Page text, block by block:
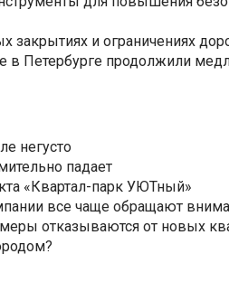
закрытиях и ограничениях
в Петербурге продолжили
негусто
падает
«Квартал-парк УЮТный»
все чаще обращают
отказываются от новых